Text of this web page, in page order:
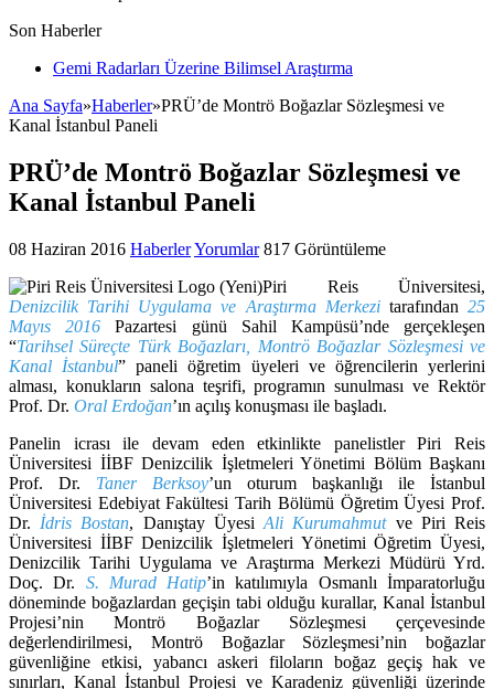
Son Haberler
Gemi Radarları Üzerine Bilimsel Araştırma
Ana Sayfa»Haberler»PRÜ’de Montrö Boğazlar Sözleşmesi ve
Kanal İstanbul Paneli
PRÜ’de Montrö Boğazlar Sözleşmesi ve
Kanal İstanbul Paneli
08 Haziran 2016 HaberlerYorumlar 817 Görüntüleme
Piri Reis Üniversitesi,
Denizcilik Tarihi Uygulama ve Araştırma Merkezitarafından25
Mayıs 2016 Pazartesi günü Sahil Kampüsü’nde gerçekleşen
“Tarihsel Süreçte Türk Boğazları, Montrö Boğazlar Sözleşmesi ve
Kanal İstanbul” paneli öğretim üyeleri ve öğrencilerin yerlerini
alması, konukların salona teşrifi, programın sunulması ve Rektör
Prof. Dr. Oral Erdoğan’ın açılış konuşması ile başladı.
Panelin icrası ile devam eden etkinlikte panelistler Piri Reis
Üniversitesi İİBF Denizcilik İşletmeleri Yönetimi Bölüm Başkanı
Prof. Dr. Taner Berksoy’un oturum başkanlığı ile İstanbul
Üniversitesi Edebiyat Fakültesi Tarih Bölümü Öğretim Üyesi Prof.
Dr. İdris Bostan, Danıştay ÜyesiAli Kurumahmut ve Piri Reis
Üniversitesi İİBF Denizcilik İşletmeleri Yönetimi Öğretim Üyesi,
Denizcilik Tarihi Uygulama ve Araştırma Merkezi Müdürü Yrd.
Doç. Dr. S. Murad Hatip’in katılımıyla Osmanlı İmparatorluğu
döneminde boğazlardan geçişin tabi olduğu kurallar, Kanal İstanbul
Projesi’nin Montrö Boğazlar Sözleşmesi çerçevesinde
değerlendirilmesi, Montrö Boğazlar Sözleşmesi’nin boğazlar
güvenliğine etkisi, yabancı askeri filoların boğaz geçiş hak ve
sınırları, Kanal İstanbul Projesi ve Karadeniz güvenliği üzerinde